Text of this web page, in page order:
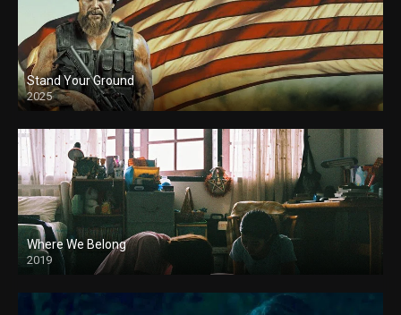
Stand Your Ground
2025
Where We Belong
2019